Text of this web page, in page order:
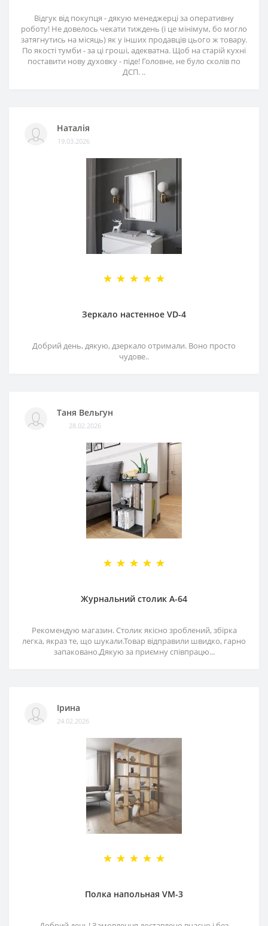
Відгук від покупця - дякую менеджерці за оперативну
роботу! Не довелось чекати тиждень (і це мінімум, бо могло
затягнутись на місяць) як у інших продавців цього ж товару.
По якості тумби - за ці гроші, адекватна. Щоб на старій кухні
поставити нову духовку - піде! Головне, не було сколів по
ДСП. ..
Наталія
19.03.2026
Зеркало настенное VD-4
Добрий день, дякую, дзеркало отримали. Воно просто
чудове..
Таня Вельгун
28.02.2026
Журнальний столик А-64
Рекомендую магазин. Столик якісно зроблений, збірка
легка, якраз те, що шукали.Товар відправили швидко, гарно
запаковано.Дякую за приємну співпрацю...
Ірина
24.02.2026
Полка напольная VM-3